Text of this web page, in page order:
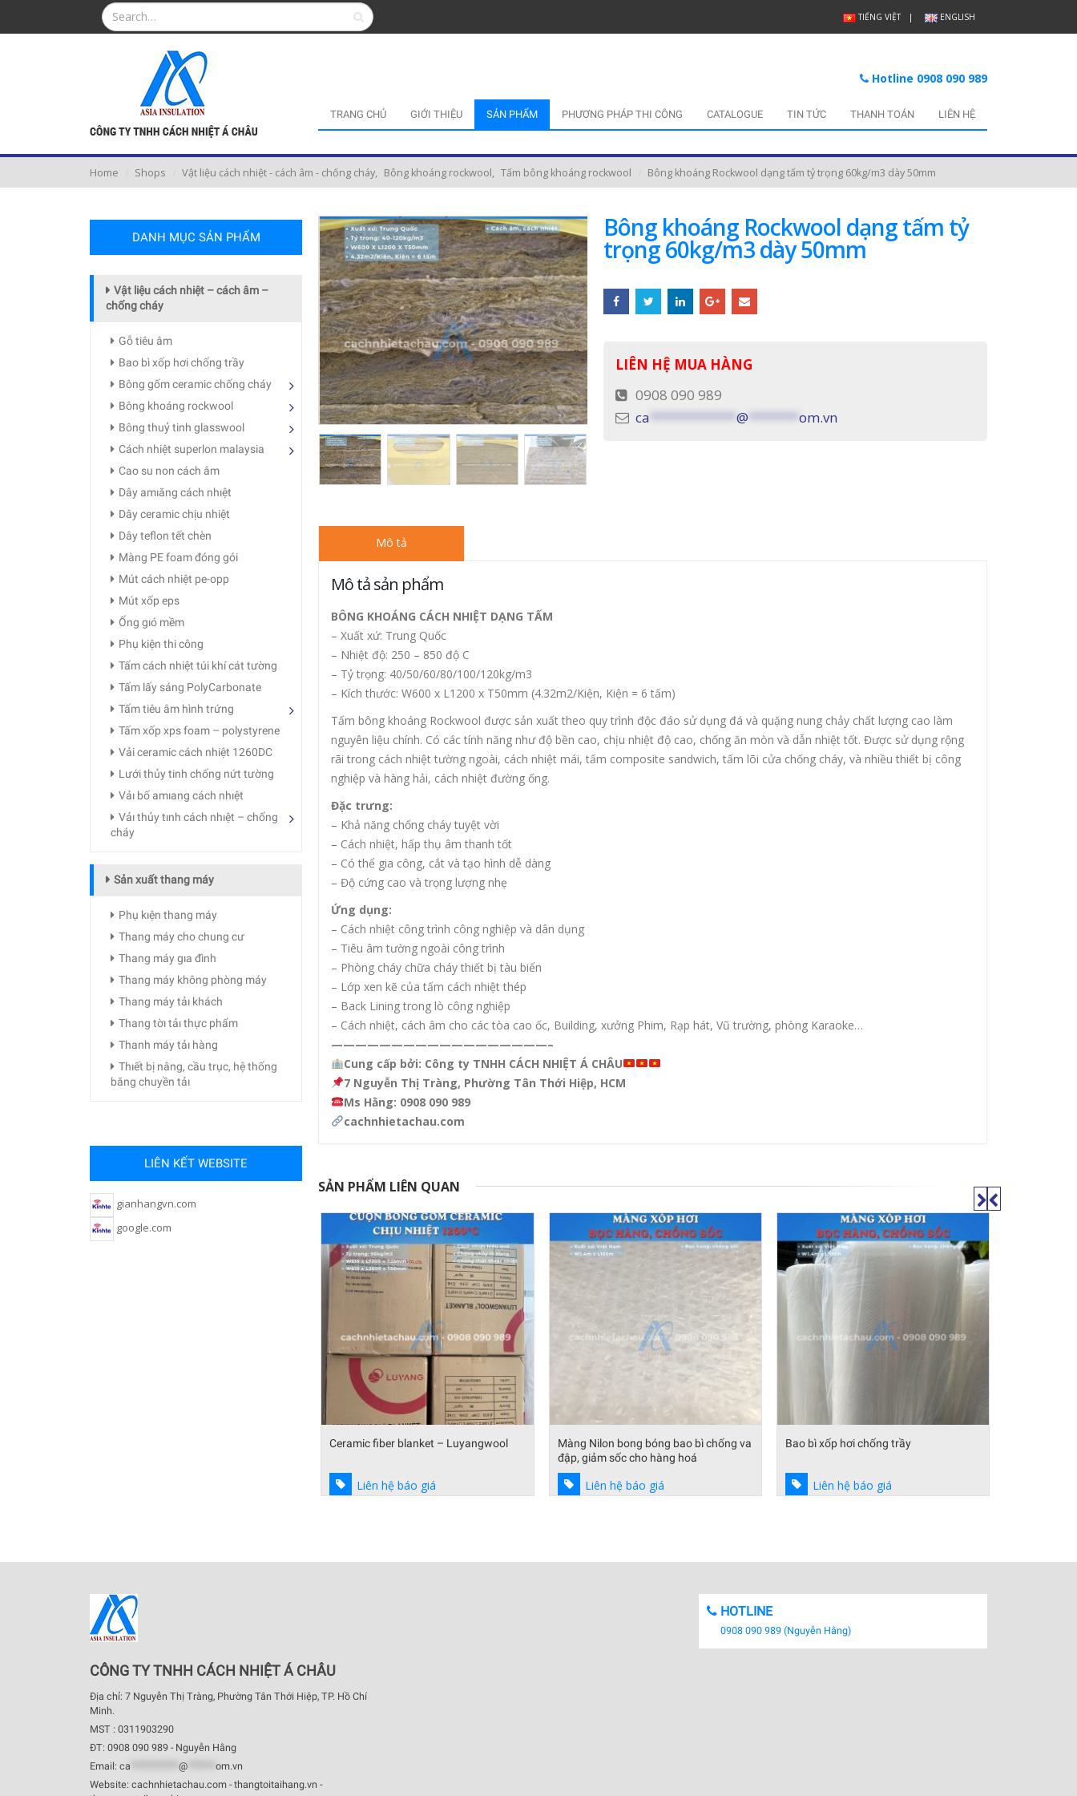
TIẾNG VIỆT ENGLISH
Hotline 0908 090 989
TRANG CHỦ GIỚI THIỆU SẢN PHẨM PHƯƠNG PHÁP THI CÔNG CATALOGUE TIN TỨC THANH TOÁN LIÊN HỆ
Home Shops Vật liệu cách nhiệt - cách âm - chống cháy, Bông khoáng rockwool, Tấm bông khoáng rockwool Bông khoáng Rockwool dạng tấm tỷ trọng 60kg/m3 dày 50mm
Bông khoáng Rockwool dạng tấm tỷ
trọng 60kg/m3 dày 50mm
LIÊN HỆ MUA HÀNG
0908 090 989
ca ************@ *******om.vn
Mô tả
Mô tả sản phẩm
BÔNG KHOÁNG CÁCH NHIỆT DẠNG TẤM
– Xuất xứ: Trung Quốc
– Nhiệt độ: 250 – 850 độ C
– Tỷ trọng: 40/50/60/80/100/120kg/m3
– Kích thước: W600 x L1200 x T50mm (4.32m2/Kiện, Kiện = 6 tấm)
Tấm bông khoáng Rockwool được sản xuất theo quy trình độc đáo sử dụng đá và quặng nung chảy chất lượng cao làm
nguyên liệu chính. Có các tính năng như độ bền cao, chịu nhiệt độ cao, chống ăn mòn và dẫn nhiệt tốt. Được sử dụng rộng
rãi trong cách nhiệt tường ngoài, cách nhiệt mái, tấm composite sandwich, tấm lõi cửa chống cháy, và nhiều thiết bị công
nghiệp và hàng hải, cách nhiệt đường ống.
Đặc trưng:
– Khả năng chống cháy tuyệt vời
– Cách nhiệt, hấp thụ âm thanh tốt
– Có thể gia công, cắt và tạo hình dễ dàng
– Độ cứng cao và trọng lượng nhẹ
Ứng dụng:
– Cách nhiệt công trình công nghiệp và dân dụng
– Tiêu âm tường ngoài công trình
– Phòng cháy chữa cháy thiết bị tàu biển
– Lớp xen kẽ của tấm cách nhiệt thép
– Back Lining trong lò công nghiệp
– Cách nhiệt, cách âm cho các tòa cao ốc, Building, xưởng Phim, Rạp hát, Vũ trường, phòng Karaoke…
——————————————————–
Cung cấp bởi: Công ty TNHH CÁCH NHIỆT Á CHÂU
7 Nguyễn Thị Tràng, Phường Tân Thới Hiệp, HCM
Ms Hằng: 0908 090 989
cachnhietachau.com
SẢN PHẨM LIÊN QUAN
Ceramic fiber blanket – Luyangwool
Liên hệ báo giá
Màng Nilon bong bóng bao bì chống va
đập, giảm sốc cho hàng hoá
Liên hệ báo giá
Bao bì xốp hơi chống trầy
Liên hệ báo giá
DANH MỤC SẢN PHẨM
Vật liệu cách nhiệt – cách âm –
chống cháy
Gỗ tiêu âm
Bao bì xốp hơi chống trầy
Bông gốm ceramic chống cháy
Bông khoáng rockwool
Bông thuỷ tinh glasswool
Cách nhiệt superlon malaysia
Cao su non cách âm
Dây amıăng cách nhıệt
Dây ceramic chịu nhiệt
Dây teflon tết chèn
Màng PE foam đóng gói
Mút cách nhiệt pe-opp
Mút xốp eps
Ống gıó mềm
Phụ kiện thi công
Tấm cách nhiệt túi khí cát tường
Tấm lấy sáng PolyCarbonate
Tấm tiêu âm hình trứng
Tấm xốp xps foam – polystyrene
Vải ceramic cách nhiệt 1260DC
Lưới thủy tinh chống nứt tường
Vảı bố amıang cách nhıệt
Vảı thủy tınh cách nhıệt – chống
cháy
Sản xuất thang máy
Phụ kıện thang máy
Thang máy cho chung cư
Thang máy gıa đình
Thang máy không phòng máy
Thang máy tảı khách
Thang tờı tảı thực phẩm
Thanh máy tảı hàng
Thıết bị nâng, cầu trục, hệ thống
băng chuyền tảı
LIÊN KẾT WEBSITE
gianhangvn.com
google.com
CÔNG TY TNHH CÁCH NHIỆT Á CHÂU
Địa chỉ: 7 Nguyễn Thị Tràng, Phường Tân Thới Hiệp, TP. Hồ Chí
Minh.
MST : 0311903290
ĐT: 0908 090 989 - Nguyễn Hằng
Email: ca @
om.vn
Website: cachnhietachau.com - thangtoitaihang.vn -
HOTLINE
0908 090 989 (Nguyễn Hằng)